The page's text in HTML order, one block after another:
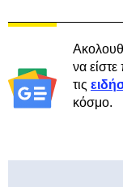
να
τις
κόσμο.